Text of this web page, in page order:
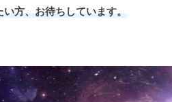
い方、お待ちしています。